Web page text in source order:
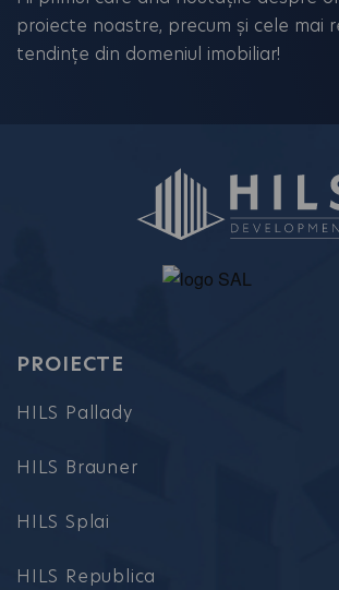
proiecte noastre, precum și cele mai
tendințe din domeniul imobiliar!
PROIECTE
HILS Pallady
HILS Brauner
HILS Splai
HILS Republica